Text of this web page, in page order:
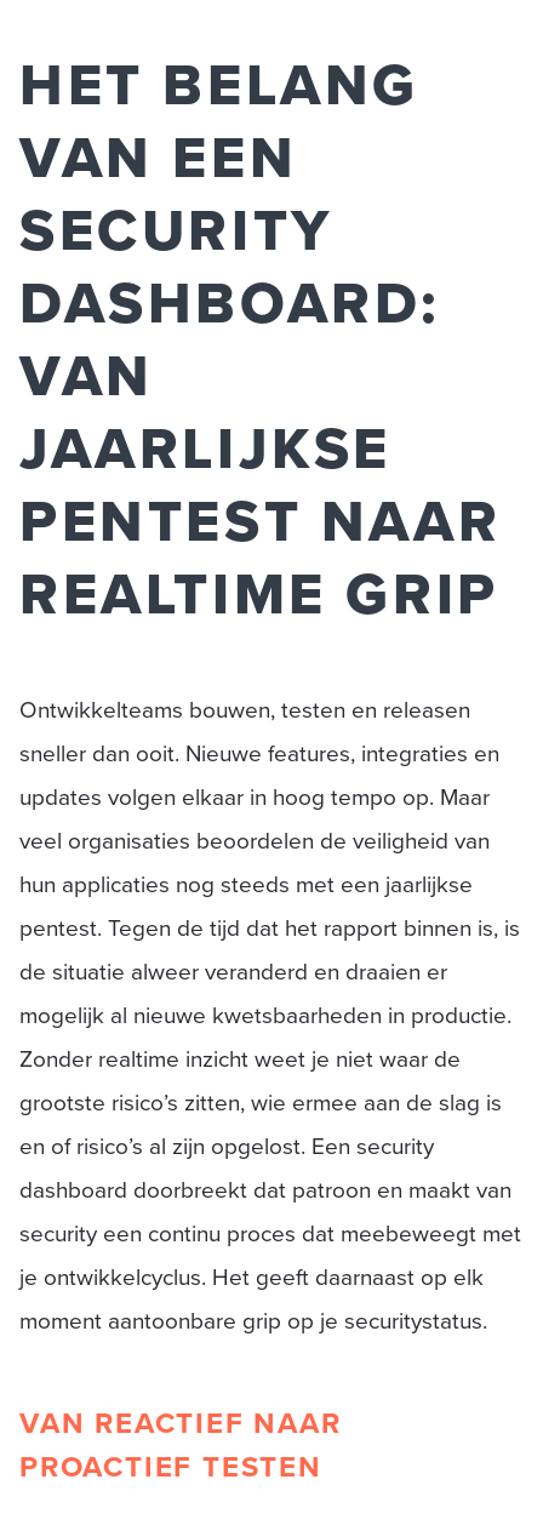
HET BELANG
VAN EEN
SECURITY
DASHBOARD:
VAN
JAARLIJKSE
PENTEST NAAR
REALTIME GRIP
Ontwikkelteams bouwen, testen en releasen
sneller dan ooit. Nieuwe features, integraties en
updates volgen elkaar in hoog tempo op. Maar
veel organisaties beoordelen de veiligheid van
hun applicaties nog steeds met een jaarlijkse
pentest. Tegen de tijd dat het rapport binnen is, is
de situatie alweer veranderd en draaien er
mogelijk al nieuwe kwetsbaarheden in productie.
Zonder realtime inzicht weet je niet waar de
grootste risico’s zitten, wie ermee aan de slag is
en of risico’s al zijn opgelost. Een security
dashboard doorbreekt dat patroon en maakt van
security een continu proces dat meebeweegt met
je ontwikkelcyclus. Het geeft daarnaast op elk
moment aantoonbare grip op je securitystatus.
VAN REACTIEF NAAR
PROACTIEF TESTEN